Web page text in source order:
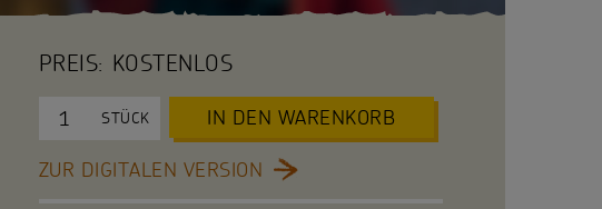
PREIS: KOSTENLOS
STÜCK IN DEN WARENKORB
ZUR DIGITALEN VERSION